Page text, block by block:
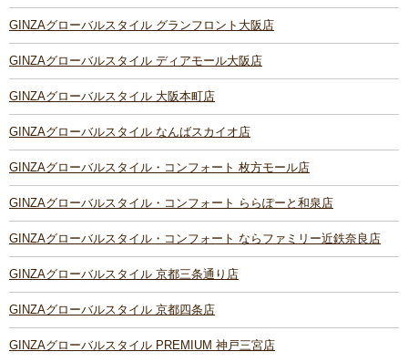
GINZAグローバルスタイル グランフロント大阪店
GINZAグローバルスタイル ディアモール大阪店
GINZAグローバルスタイル 大阪本町店
GINZAグローバルスタイル なんばスカイオ店
GINZAグローバルスタイル・コンフォート 枚方モール店
GINZAグローバルスタイル・コンフォート ららぽーと和泉店
GINZAグローバルスタイル・コンフォート ならファミリー近鉄奈良店
GINZAグローバルスタイル 京都三条通り店
GINZAグローバルスタイル 京都四条店
GINZAグローバルスタイル PREMIUM 神戸三宮店